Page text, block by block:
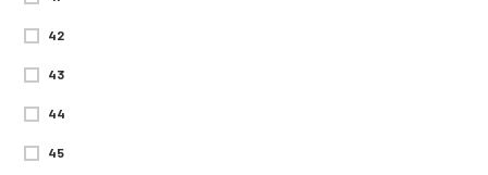
42
43
44
45